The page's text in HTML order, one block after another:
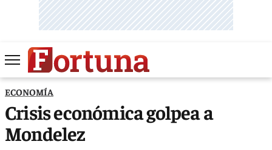
ECONOMÍA
Crisis económica golpea a
Mondelez